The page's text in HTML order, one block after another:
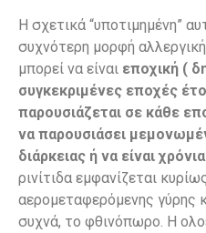
Η σχετικά “υποτιμημένη”
συχνότερη μορφή
μπορεί να είναι εποχική (
συγκεκριμένες εποχές
παρουσιάζεται σε κάθε
να παρουσιάσει
διάρκειας ή να είναι χρόνια
ρινίτιδα εμφανίζεται
αερομεταφερόμενης γύρης
συχνά, το φθινόπωρο. Η